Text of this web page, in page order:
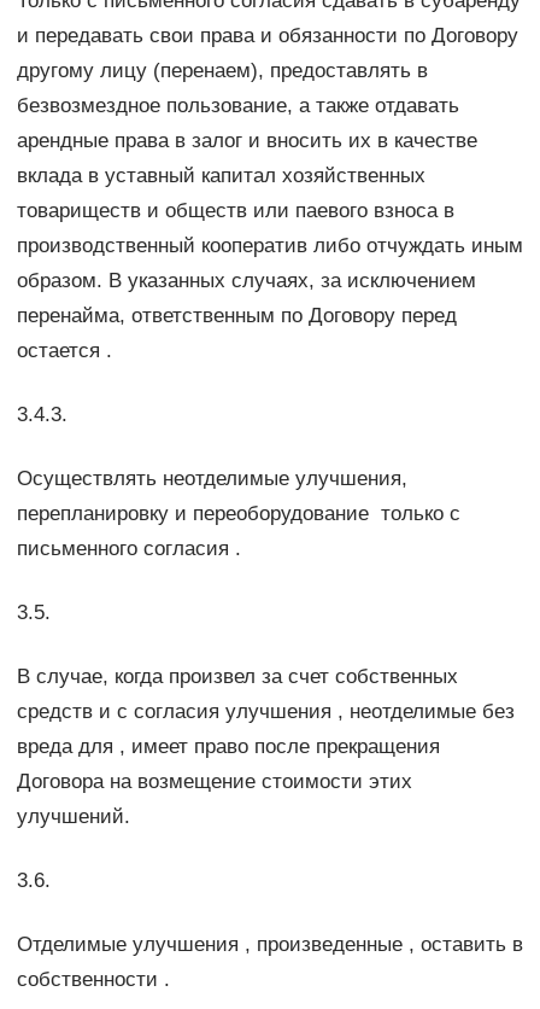
и передавать свои права и обязанности по Договору
другому лицу (перенаем), предоставлять в
безвозмездное пользование, а также отдавать
арендные права в залог и вносить их в качестве
вклада в уставный капитал хозяйственных
товариществ и обществ или паевого взноса в
производственный кооператив либо отчуждать иным
образом. В указанных случаях, за исключением
перенайма, ответственным по Договору перед
остается .
3.4.3.
Осуществлять неотделимые улучшения,
перепланировку и переоборудование только с
письменного согласия .
3.5.
В случае, когда произвел за счет собственных
средств и с согласия улучшения , неотделимые без
вреда для , имеет право после прекращения
Договора на возмещение стоимости этих
улучшений.
3.6.
Отделимые улучшения , произведенные , оставить в
собственности .